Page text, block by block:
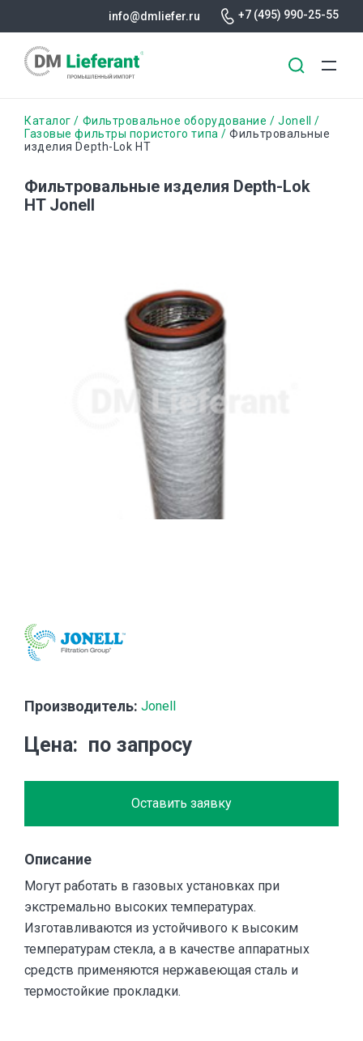
основному
info@dmliefer.ru +7 (495) 990-25-55
Строка
навигации
Каталог Фильтровальное оборудование
Jonell
Газовые фильтры пористого типа
Фильтровальные
изделия Depth-Lok HT
Фильтровальные изделия Depth-Lok
HT Jonell
Производитель: Jonell
Цена по запросу
Оставить заявку
Описание
Могут работать в газовых установках при
экстремально высоких температурах.
Изготавливаются из устойчивого к высоким
температурам стекла, а в качестве аппаратных
средств применяются нержавеющая сталь и
термостойкие прокладки.